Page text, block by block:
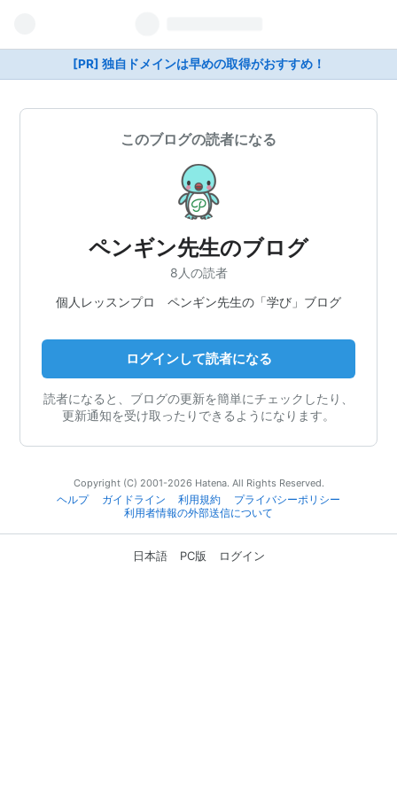
[PR] 独自ドメインは早めの取得がおすすめ！
このブログの読者になる
ペンギン先生のブログ
8人の読者
個人レッスンプロ ペンギン先生の「学び」ブログ
ログインして読者になる
読者になると、ブログの更新を簡単にチェックしたり、
更新通知を受け取ったりできるようになります。
Copyright (C) 2001-2026 Hatena. All Rights Reserved.
ヘルプ
ガイドライン 利用規約
プライバシーポリシー
利用者情報の外部送信について
日本語 PC版 ログイン